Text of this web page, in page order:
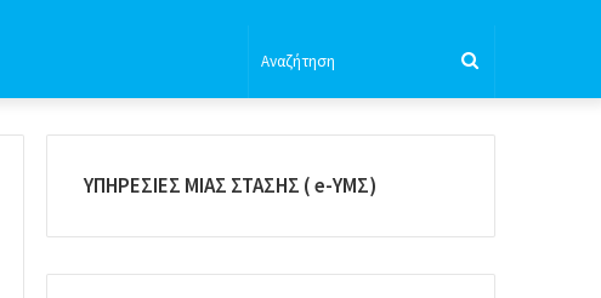
ΥΠΗΡΕΣΙΕΣ ΜΙΑΣ ΣΤΑΣΗΣ ( e-ΥΜΣ)